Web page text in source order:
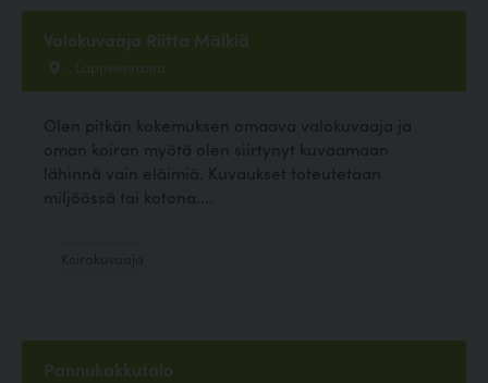
Valokuvaaja Riitta Mälkiä
, Lappeenranta
Olen pitkän kokemuksen omaava valokuvaaja ja
oman koiran myötä olen siirtynyt kuvaamaan
lähinnä vain eläimiä. Kuvaukset toteutetaan
miljöössä tai kotona....
Pannukakkutalo